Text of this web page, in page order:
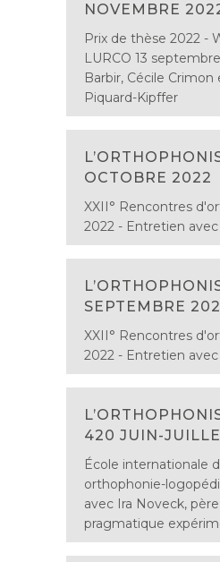
NOVEMBRE
Prix de thèse 2022 -
LURCO 13
Barbir, Cécile
Piquard-Kipffer
OCTOBRE 2022
XXII° Rencontres
2022 - Entretien
SEPTEMBRE
XXII° Rencontres
2022 - Entretien avec
420 JUIN-
École internationale
orthophonie-
avec Ira Noveck,
pragmatique